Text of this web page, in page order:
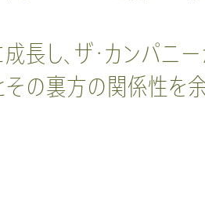
長し、ザ・カンパニ
の裏方の関係性を余